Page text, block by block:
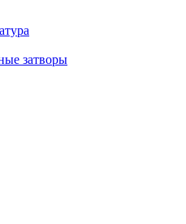
затворы